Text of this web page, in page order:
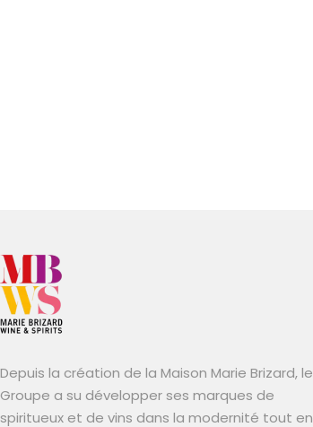
Depuis la création de la Maison Marie Brizard, le
Groupe a su développer ses marques de
spiritueux et de vins dans la modernité tout en